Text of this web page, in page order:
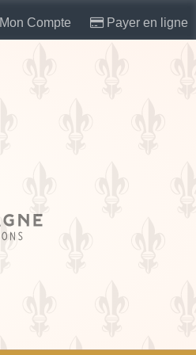
Mon Compte Payer en ligne